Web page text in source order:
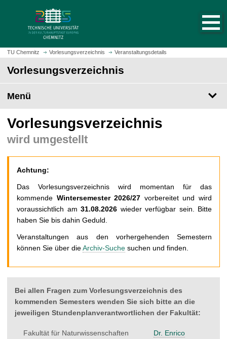
z
m
t
e
i
t
u
f
e
n
TU Chemnitz Vorlesungsverzeichnis Veranstaltungsdetails
Vorlesungsverzeichnis
Menü
Vorlesungsverzeichnis
wird umgestellt
Achtung:
Das Vorlesungsverzeichnis wird momentan für das
kommende Wintersemester 2026/27 vorbereitet und wird
voraussichtlich am 31.08.2026 wieder verfügbar sein. Bitte
haben Sie bis dahin Geduld.
Veranstaltungen aus den vorhergehenden Semestern
können Sie über dieArchiv-Suche suchen und finden.
Bei allen Fragen zum Vorlesungsverzeichnis des
kommenden Semesters wenden Sie sich bitte an die
jeweiligen Stundenplanverantwortlichen der Fakultät:
Fakultät für Naturwissenschaften
Dr. Enrico